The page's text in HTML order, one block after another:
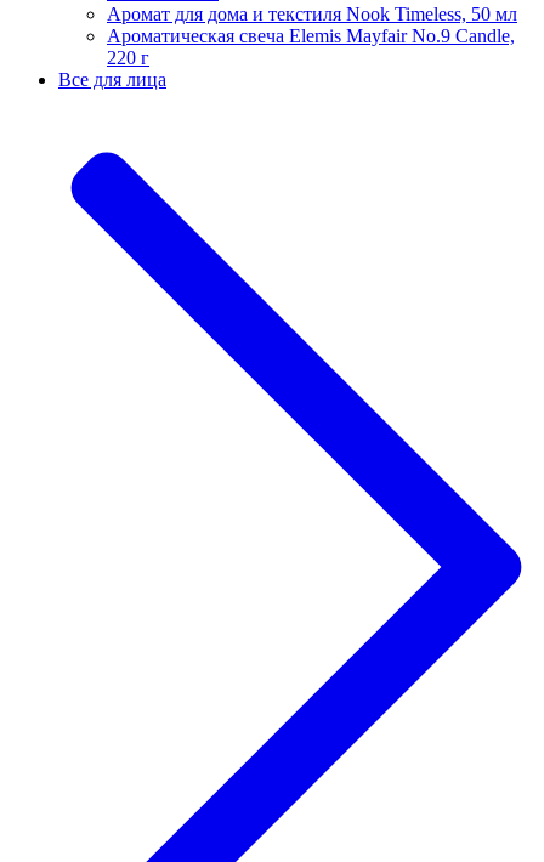
Аромат для дома и текстиля Nook Timeless, 50 мл
Ароматическая свеча Elemis Mayfair No.9 Candle,
220 г
Все для лица